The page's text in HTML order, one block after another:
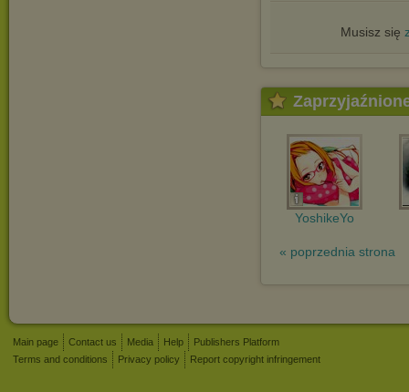
Musisz się
YoshikeYo
« poprzednia strona
Main page Contact us Media Help
Publishers Platform
Terms and conditions
Privacy policy Report copyright infringement